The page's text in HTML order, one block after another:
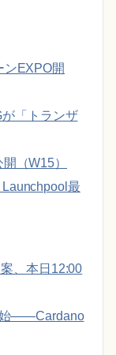
ンEXPO開
「トランザ
（W15）
最
、本日12:00
始——Cardano